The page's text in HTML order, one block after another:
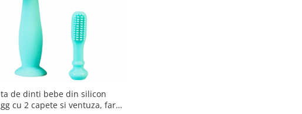
de dinti bebe din silicon
cu 2 capete si ventuza, fara